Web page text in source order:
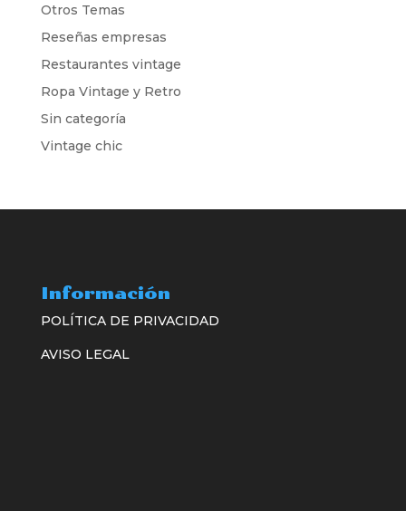
Otros Temas
Reseñas empresas
Restaurantes vintage
Ropa Vintage y Retro
Sin categoría
Vintage chic
Información
POLÍTICA DE PRIVACIDAD
AVISO LEGAL